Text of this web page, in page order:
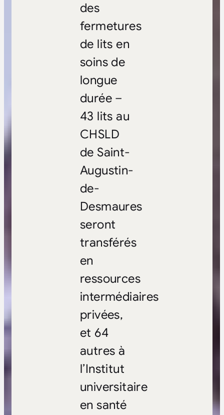
des
fermetures
de lits en
soins de
longue
durée –
43 lits au
CHSLD
de Saint-
Augustin-
de-
Desmaures
seront
transférés
en
ressources
intermédiaires
privées,
et 64
autres à
l’Institut
universitaire
en santé